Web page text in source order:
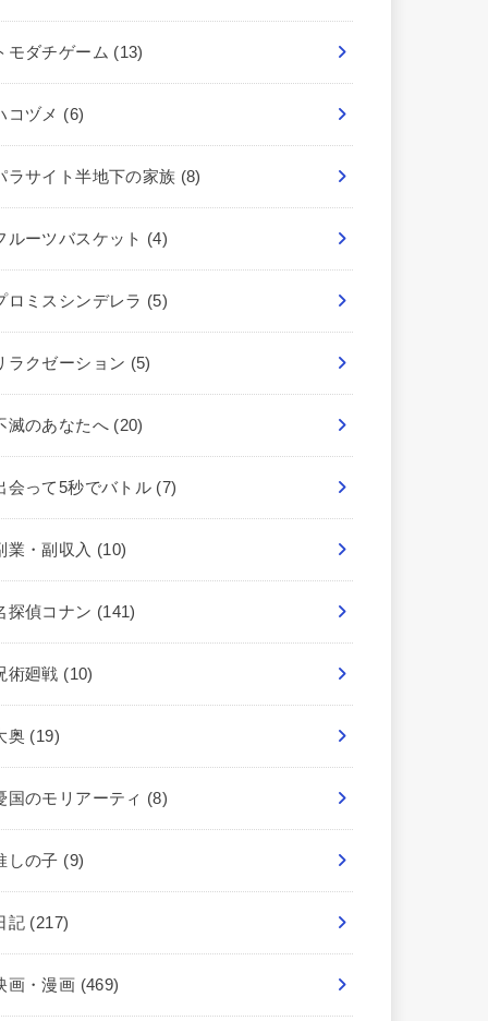
モダチゲーム (13)
コヅメ (6)
ラサイト半地下の家族 (8)
ルーツバスケット (4)
ロミスシンデレラ (5)
ラクゼーション (5)
滅のあなたへ (20)
会って5秒でバトル (7)
業・副収入 (10)
探偵コナン (141)
術廻戦 (10)
奥 (19)
国のモリアーティ (8)
しの子 (9)
記 (217)
画・漫画 (469)